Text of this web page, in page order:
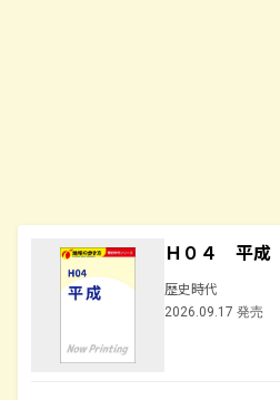
Ｈ０４ 平成
歴史時代
2026.09.17 発売